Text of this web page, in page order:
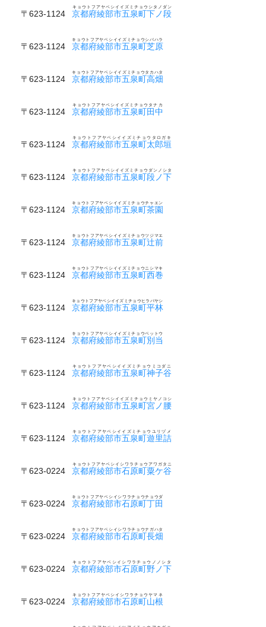
〒623-1124 京都府綾部市五泉町下ノ段
キョウトフアヤベシイイズミチョウシタノダン
〒623-1124 京都府綾部市五泉町芝原
キョウトフアヤベシイイズミチョウシバハラ
〒623-1124 京都府綾部市五泉町高畑
キョウトフアヤベシイイズミチョウタカハタ
〒623-1124 京都府綾部市五泉町田中
キョウトフアヤベシイイズミチョウタナカ
〒623-1124 京都府綾部市五泉町太郎垣
キョウトフアヤベシイイズミチョウタロガキ
〒623-1124 京都府綾部市五泉町段ノ下
キョウトフアヤベシイイズミチョウダンノシタ
〒623-1124 京都府綾部市五泉町茶園
キョウトフアヤベシイイズミチョウチャエン
〒623-1124 京都府綾部市五泉町辻前
キョウトフアヤベシイイズミチョウツジマエ
〒623-1124 京都府綾部市五泉町西巻
キョウトフアヤベシイイズミチョウニシマキ
〒623-1124 京都府綾部市五泉町平林
キョウトフアヤベシイイズミチョウヒラバヤシ
〒623-1124 京都府綾部市五泉町別当
キョウトフアヤベシイイズミチョウベットウ
〒623-1124 京都府綾部市五泉町神子谷
キョウトフアヤベシイイズミチョウミコダニ
〒623-1124 京都府綾部市五泉町宮ノ腰
キョウトフアヤベシイイズミチョウミヤノコシ
〒623-1124 京都府綾部市五泉町遊里詰
キョウトフアヤベシイイズミチョウユリヅメ
〒623-0224 京都府綾部市石原町粟ケ谷
キョウトフアヤベシイシワラチョウアワガタニ
〒623-0224 京都府綾部市石原町丁田
キョウトフアヤベシイシワラチョウチョウダ
〒623-0224 京都府綾部市石原町長畑
キョウトフアヤベシイシワラチョウナガハタ
〒623-0224 京都府綾部市石原町野ノ下
キョウトフアヤベシイシワラチョウノノシタ
〒623-0224 京都府綾部市石原町山根
キョウトフアヤベシイシワラチョウヤマネ